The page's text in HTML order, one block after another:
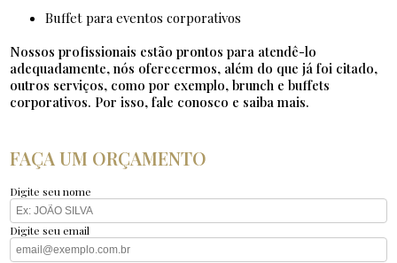
buffet para eventos corporativos
Nossos profissionais estão prontos para atendê-lo
adequadamente, nós oferecermos, além do que já foi citado,
outros serviços, como por exemplo, brunch e buffets
corporativos. Por isso, fale conosco e saiba mais.
FAÇA UM ORÇAMENTO
Digite seu nome
Digite seu email